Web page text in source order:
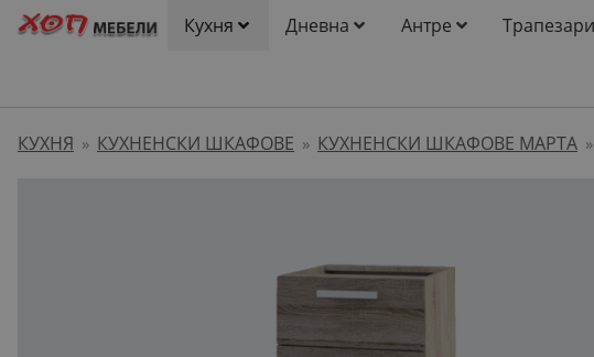
Кухня Дневна Антре
КУХНЯ » КУХНЕНСКИ ШКАФОВЕ » КУХНЕНСКИ ШКАФОВЕ МАРТА »